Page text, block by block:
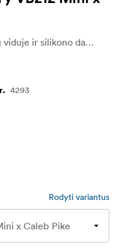
Dėl 4 sluoksnių aliuminio rėmelių viduje ir silikono dangos išorėje baterija yra tvirta, atspari kritimui, karščiui ir liepsnai. Kelios sąsajos: 2x USB-C prievadai, 2x D-Tap prievadai, 1x USB-A prievadas, DC 8V-OUT ir DC12V-OUT. Kiekvienoje sąsajoje naudojama lygiagreti grandinė, kad būtų galima vienu metu sparčiai įkrauti USB-C ir USB-A.
4293
Rodyti variantus